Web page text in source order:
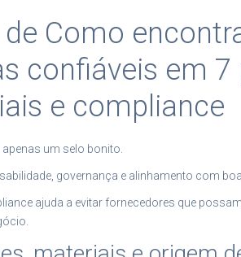
de Como
confiáveis em 7
e compliance
um selo bonito.
governança e alinhamento com
ajuda a evitar fornecedores que